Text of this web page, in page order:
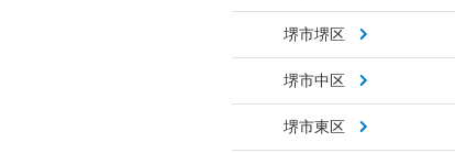
堺市堺区
堺市中区
堺市東区